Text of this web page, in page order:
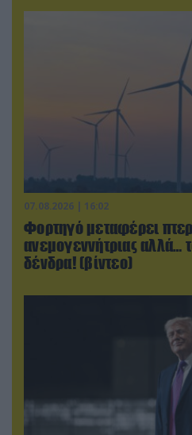
07.08.2026 | 16:02
Φορτηγό μεταφέρει
ανεμογεννήτριας αλλά…
δένδρα! (βίντεο)